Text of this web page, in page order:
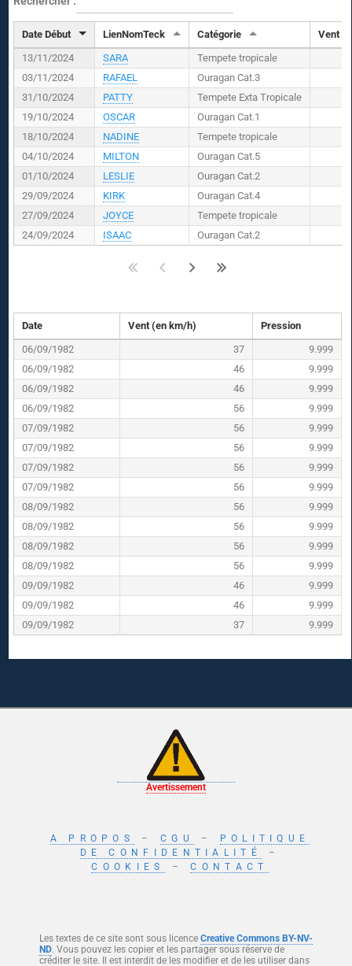
Date Début LienNomTeck Catégorie Vent (
13/11/2024
SARA
Tempete tropicale
03/11/2024
RAFAEL
Ouragan Cat.3
31/10/2024
PATTY
Tempete Exta Tropicale
19/10/2024
OSCAR
Ouragan Cat.1
18/10/2024
NADINE
Tempete tropicale
04/10/2024
MILTON
Ouragan Cat.5
01/10/2024
LESLIE
Ouragan Cat.2
29/09/2024
KIRK
Ouragan Cat.4
27/09/2024
JOYCE
Tempete tropicale
24/09/2024
ISAAC Ouragan Cat.2
Date Vent (en km/h)
Pression
06/09/1982
37
9.999
06/09/1982
46
9.999
06/09/1982
46
9.999
06/09/1982
56
9.999
07/09/1982
56
9.999
07/09/1982
56
9.999
07/09/1982
56
9.999
07/09/1982
56
9.999
08/09/1982
56
9.999
08/09/1982
56
9.999
08/09/1982
56
9.999
08/09/1982
56
9.999
09/09/1982
46
9.999
09/09/1982
46
9.999
09/09/1982
37 9.999
Avertissement
A PROPOS – CGU –
POLITIQUE
DE CONFIDENTIALITÉ
–
COOKIES
–CONTACT
Les textes de ce site sont sous licence Creative Commons BY-NV-
ND. Vous pouvez les copier et les partager sous réserve de
créditer le site. Il est interdit de les modifier et de les utiliser dans